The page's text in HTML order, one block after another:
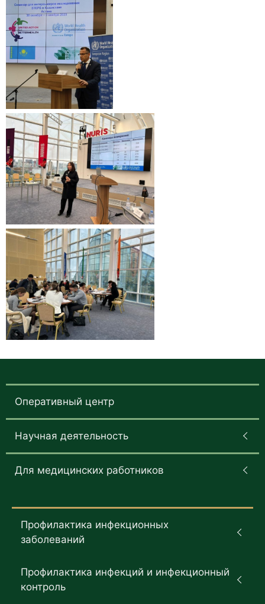
Оперативный центр
Научная деятельность
Для медицинских работников
Профилактика инфекционных
заболеваний
Профилактика инфекций и инфекционный
контроль